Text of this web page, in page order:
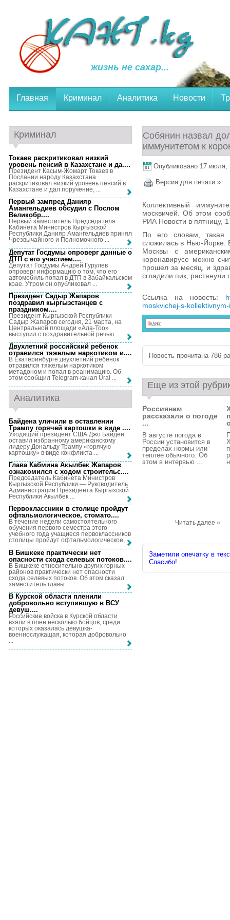
жизнь не сахар...
Главная Криминал Аналитика Новости
Собянин назвал
иммунитетом к
Опубликовано 17 июля,
Версия для печати »
Коллективный
москвичей. Об этом
РИА Новости в пятницу,
По его словам, такая
сложилась в Нью-Йорке.
Москвы с
коронавирусе можно
прошел за месяц, и
сгладили пик,
Ссылка на новость:
moskvichej-s-
Новость прочитана 786
Еще из этой
Россиянам
рассказали о погоде
...
В августе погода в
России установится в
пределах нормы или
теплее обычного. Об
этом в интервью ...
Читать далее »
Заметили опечатку в
Спасибо!
Криминал
Токаев раскритиковал низкий
уровень пенсий в Казахстане и да....
Президент Касым-Жомарт Токаев в
Послании народу Казахстана
раскритиковал низкий уровень пенсий в
Казахстане и дал поручение, ...
Первый зампред Данияр
Амангельдиев обсудил с Послом
Великобр....
Первый заместитель Председателя
Кабинета Министров Кыргызской
Республики Данияр Амангельдиев принял
Чрезвычайного и Полномочного ...
Депутат Госдумы опроверг данные о
ДТП с его участием....
Депутат Госдумы Андрей Гурулев
опроверг информацию о том, что его
автомобиль попал в ДТП в Забайкальском
крае. Утром он опубликовал ...
Президент Садыр Жапаров
поздравил кыргызстанцев с
праздником....
Президент Кыргызской Республики
Садыр Жапаров сегодня, 21 марта, на
Центральной площади «Ала-Тоо»
выступил с поздравительной речью ...
Двухлетний российский ребенок
отравился тяжелым наркотиком и....
В Екатеринбурге двухлетний ребенок
отравился тяжелым наркотиком
метадоном и попал в реанимацию. Об
этом сообщил Telegram-канал Ural ...
Аналитика
Байдена уличили в оставлении
Трампу горячей картошки в виде ....
Уходящий президент США Джо Байден
оставил избранному американскому
лидеру Дональду Трампу «горячую
картошку» в виде конфликта ...
Глава Кабмина Акылбек Жапаров
ознакомился с ходом строительс....
Председатель Кабинета Министров
Кыргызской Республики — Руководитель
Администрации Президента Кыргызской
Республики Акылбек ...
Первоклассники в столице пройдут
офтальмологическое, стомато....
В течение недели самостоятельного
обучения первого семестра этого
учебного года учащиеся первоклассников
столицы пройдут офтальмологическое, ...
В Бишкеке практически нет
опасности схода селевых потоков....
В Бишкеке относительно других горных
районов практически нет опасности
схода селевых потоков. Об этом сказал
заместитель главы ...
В Курской области пленили
добровольно вступившую в ВСУ
девуш....
Российские войска в Курской области
взяли в плен несколько бойцов, среди
которых оказалась девушка-
военнослужащая, которая добровольно
...